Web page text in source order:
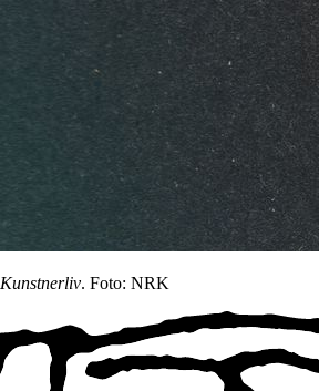
Kunstnerliv. Foto: NRK